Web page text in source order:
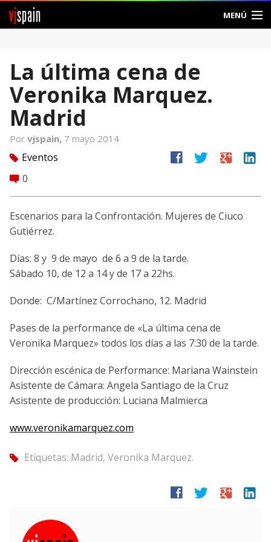
vjspain MENÚ
Foros
Noticias
Ayuda
Entrar
La última cena de
Veronika Marquez.
Madrid
Por vjspain, 7 mayo 2014
tag Eventos
comment 0
facebook twitter google linkedin
Escenarios para la Confrontación. Mujeres de Ciuco
Gutiérrez.
Días: 8 y 9 de mayo de 6 a 9 de la tarde.
Sábado 10, de 12 a 14 y de 17 a 22hs.
Donde: C/Martínez Corrochano, 12. Madrid
Pases de la performance de «La última cena de
Veronika Marquez» todos los días a las 7:30 de la tarde.
Dirección escénica de Performance: Mariana Wainstein
Asistente de Cámara: Angela Santiago de la Cruz
Asistente de producción: Luciana Malmierca
www.veronikamarquez.com
tag Etiquetas: Madrid, Veronika Marquez.
facebook twitter google linkedin